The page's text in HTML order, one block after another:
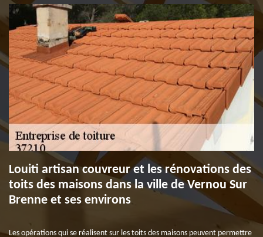
Louiti artisan couvreur et les rénovations des
toits des maisons dans la ville de Vernou Sur
Brenne et ses environs
Les opérations qui se réalisent sur les toits des maisons peuvent permettre